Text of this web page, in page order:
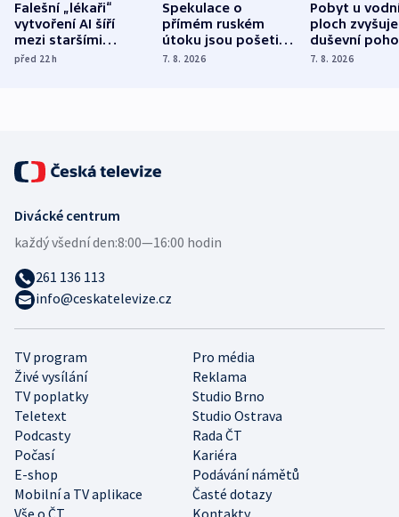
Falešní „lékaři“
vytvoření AI šíří
mezi staršími
Poláky nebezpečné
před 22h
Spekulace o
přímém ruském
útoku jsou pošetilé,
míní estonský
7. 8. 2026
Pobyt u
ploch zvyšuje
duševní
ukázala
7. 8. 2026
TV program
Pro média
Živé vysílání
Reklama
TV poplatky
Studio Brno
Teletext
Studio Ostrava
Podcasty
Rada ČT
Počasí
Kariéra
E-shop
Podávání námětů
Mobilní a TV aplikace
Časté dotazy
Divácké centrum
každý všední den:8:00—16:00 hodin
261 136 113
info@ceskatelevize.cz